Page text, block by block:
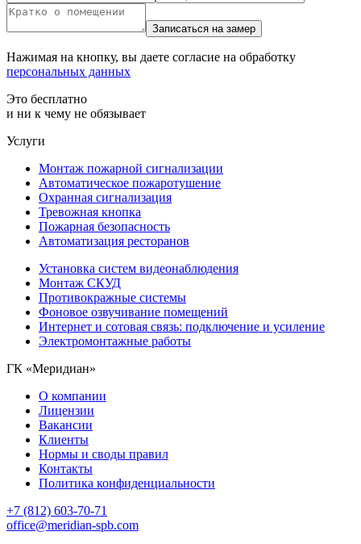
Нажимая на кнопку, вы даете согласие на обработку
персональных данных
Это бесплатно
и ни к чему не обязывает
Услуги
Монтаж пожарной сигнализации
Автоматическое пожаротушение
Охранная сигнализация
Тревожная кнопка
Пожарная безопасность
Автоматизация ресторанов
Установка систем видеонаблюдения
Монтаж СКУД
Противокражные системы
Фоновое озвучивание помещений
Интернет и сотовая связь: подключение и усиление
Электромонтажные работы
ГК «Меридиан»
О компании
Лицензии
Вакансии
Клиенты
Нормы и своды правил
Контакты
Политика конфиденциальности
+7 (812) 603-70-71
office@meridian-spb.com